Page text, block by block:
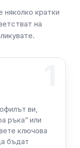
няколко кратки
на
ви,
ръка“ или
ключова
бъдат